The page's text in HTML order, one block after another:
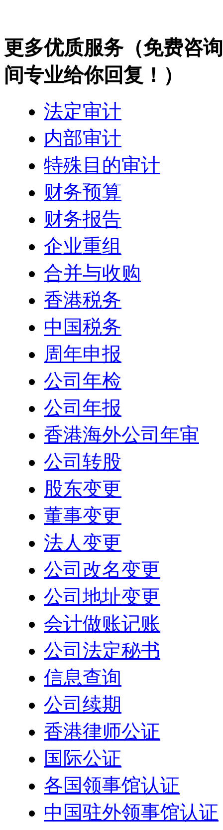
更多优质服务（免费咨
间专业给你回复！）
法定审计
内部审计
特殊目的审计
财务预算
财务报告
企业重组
合并与收购
香港税务
中国税务
周年申报
公司年检
公司年报
香港海外公司年审
公司转股
股东变更
董事变更
法人变更
公司改名变更
公司地址变更
会计做账记账
公司法定秘书
信息查询
公司续期
香港律师公证
国际公证
各国领事馆认证
中国驻外领事馆认证